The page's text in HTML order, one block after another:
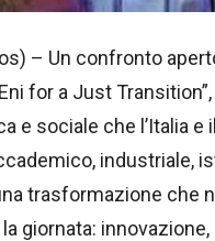
– Un confronto
for a Just
e sociale che l’Italia
industriale,
trasformazione che
giornata: